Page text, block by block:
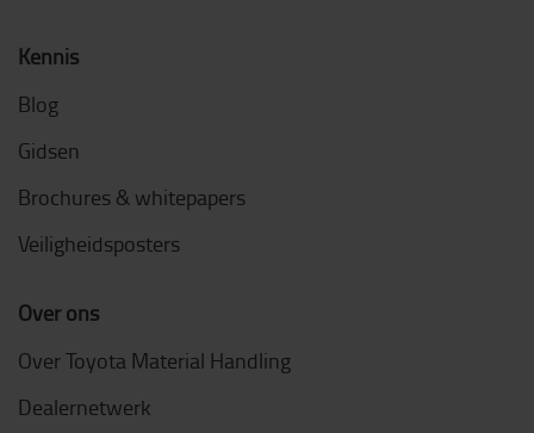
Kennis
Blog
Gidsen
Brochures & whitepapers
Veiligheidsposters
Over ons
Over Toyota Material Handling
Dealernetwerk